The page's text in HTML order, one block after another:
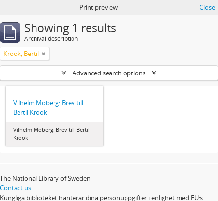
Print preview Close
Showing 1 results
Archival description
Krook, Bertil
Advanced search options
Vilhelm Moberg: Brev till
Bertil Krook
Vilhelm Moberg: Brev till Bertil
Krook
The National Library of Sweden
Contact us
Kungliga biblioteket hanterar dina personuppgifter i enlighet med EU:s